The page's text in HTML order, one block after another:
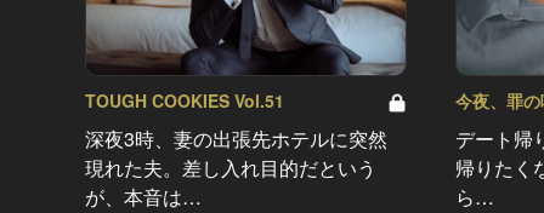
TOUGH COOKIES Vol.51
深夜3時、妻の出張先ホテルに突然
現れた夫。差し入れ目的だという
が、本音は…
今夜、罪
デート帰
帰りたく
ら…